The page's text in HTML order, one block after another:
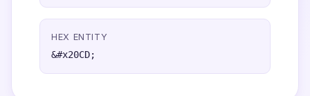
HEX ENTITY
&#x20CD;